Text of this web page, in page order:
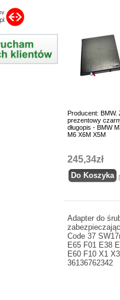
Producent: BMW.
prezentowy
długopis - BMW
M6 X6M X5M
245,34zł
Adapter do
Code 37
E65 F01 E38
E60 F10 X1
36136762342